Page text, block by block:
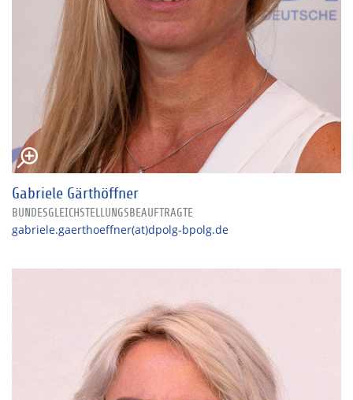
Gabriele Gärthöffner
BUNDESGLEICHSTELLUNGSBEAUFTRAGTE
gabriele.gaerthoeffner(at)dpolg-bpolg.de